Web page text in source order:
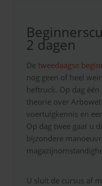
2 dagen
De tweedaagse
nog geen of heel
heftruck. Op dag
theorie over
voertuigkennis en
Op dag twee gaat u
bijzondere
U sluit de cursus af